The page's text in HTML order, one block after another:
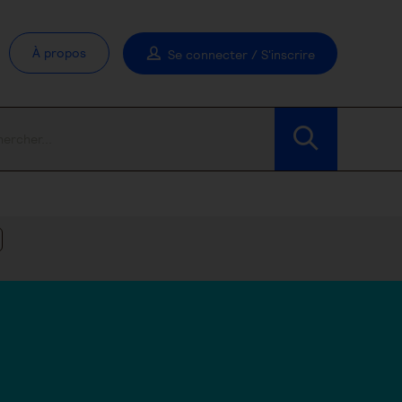
À propos Se connecter / S'inscrire